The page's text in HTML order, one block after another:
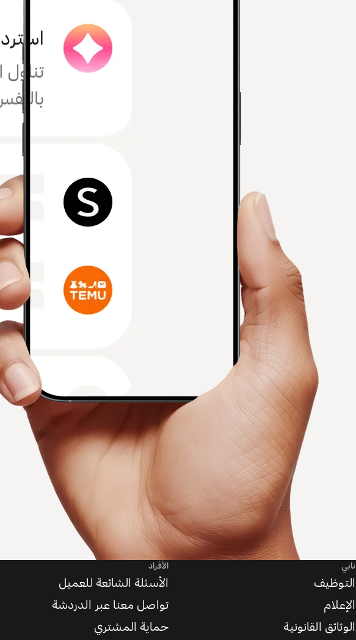
تابي
التوظيف
الإعلام
الوثائق القانونية
الأفراد
الأسئلة الشائعة للعميل
تواصل معنا عبر الدردشة
حماية المشتري